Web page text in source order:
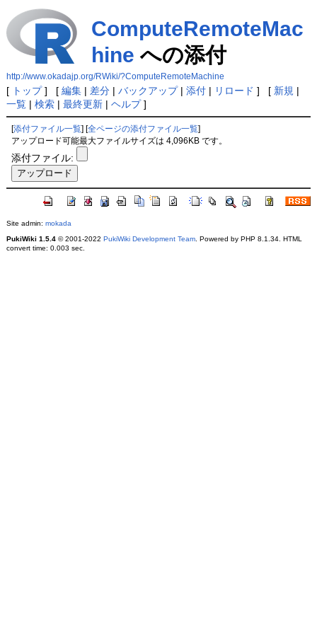
ComputeRemoteMac
hine への添付
http://www.okadajp.org/RWiki/?ComputeRemoteMachine
[ トップ] [ 編集| 差分| バックアップ| 添付| リロード ] [ 新規 |
一覧| 検索| 最終更新| ヘルプ]
[添付ファイル一覧 ] [全ページの添付ファイル一覧
アップロード可能最大ファイルサイズは 4,096KB です。
添付ファイル:
Site admin: mokada
PukiWiki 1.5.4© 2001-2022 PukiWiki Development Team. Powered by PHP 8.1.34. HTML
convert time: 0.003 sec.